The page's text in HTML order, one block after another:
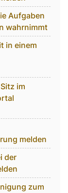
Aufgaben
wahrnimmt
in einem
im
melden
der
zum